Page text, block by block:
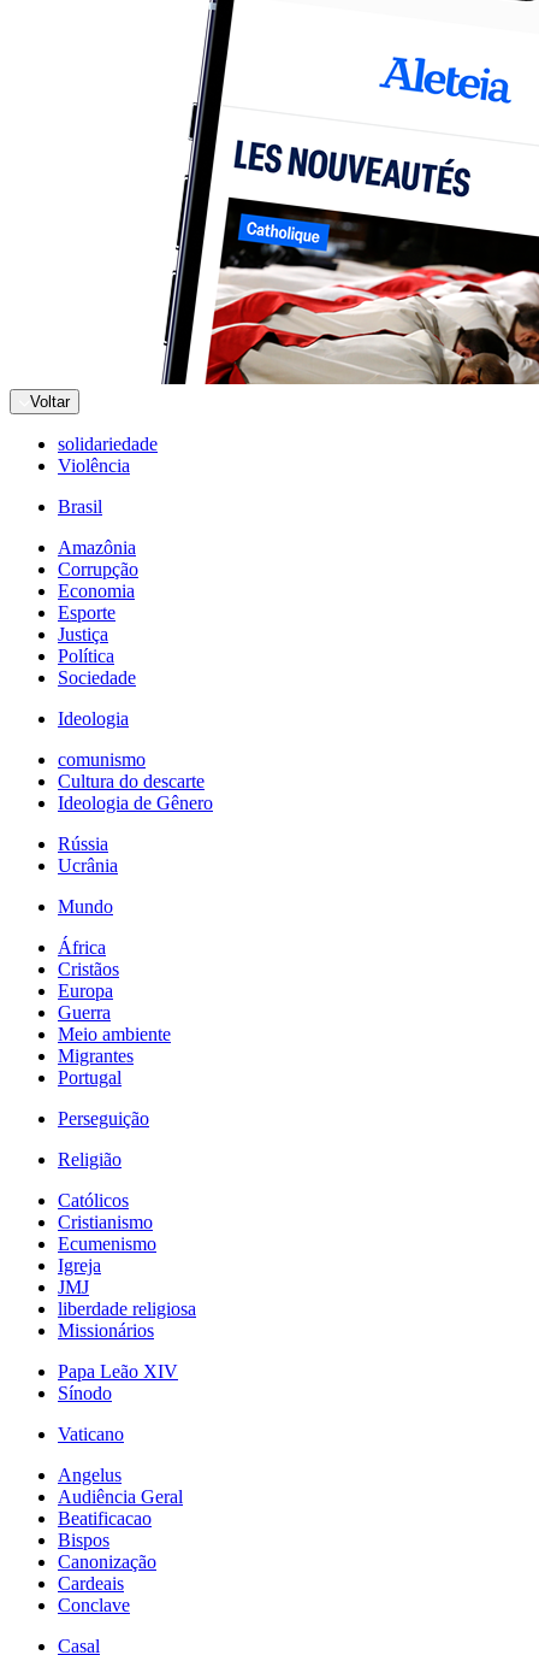
Voltar
solidariedade
Violência
Brasil
Amazônia
Corrupção
Economia
Esporte
Justiça
Política
Sociedade
Ideologia
comunismo
Cultura do descarte
Ideologia de Gênero
Rússia
Ucrânia
Mundo
África
Cristãos
Europa
Guerra
Meio ambiente
Migrantes
Portugal
Perseguição
Religião
Católicos
Cristianismo
Ecumenismo
Igreja
JMJ
liberdade religiosa
Missionários
Papa Leão XIV
Sínodo
Vaticano
Angelus
Audiência Geral
Beatificacao
Bispos
Canonização
Cardeais
Conclave
Casal